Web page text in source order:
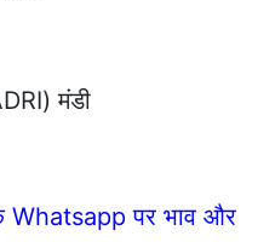
मंडी
Whatsapp पर भाव और